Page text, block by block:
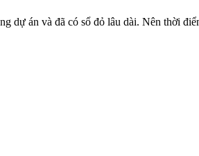
dự án và đã có sổ đỏ lâu dài. Nên thời